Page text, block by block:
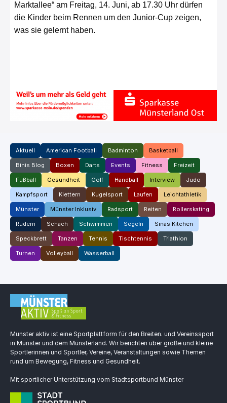
Marktallee“ am Freitag, 14. Juni, ab 17.30 Uhr dürfen
die Kinder beim Rennen um den Junior-Cup zeigen,
was sie gelernt haben.
Aktuell American Football Badminton Basketball
Binis Blog Boxen Darts Events Fitness Freizeit
Fußball Gesundheit Golf Handball Interview Judo
Kampfsport Klettern Kugelsport Laufen Leichtathletik
Münster Münster Inklusiv Radsport Reiten Rollerskating
Rudern Schach Schwimmen Segeln Sinas Kitchen
Speckbrett Tanzen Tennis Tischtennis Triathlon
Turnen Volleyball Wasserball
Münster aktiv ist eine Sportplattform für den Breiten. und Vereinssport
in Münster und dem Münsterland. Wir berichten über große und kleine
Sportlerinnen und Sportler, Vereine, Veranstaltungen sowie Themen
rund um Bewegung, Fitness und Gesundheit.
Mit sportlicher Unterstützung vom Stadtsportbund Münster